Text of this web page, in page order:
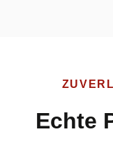
Echte